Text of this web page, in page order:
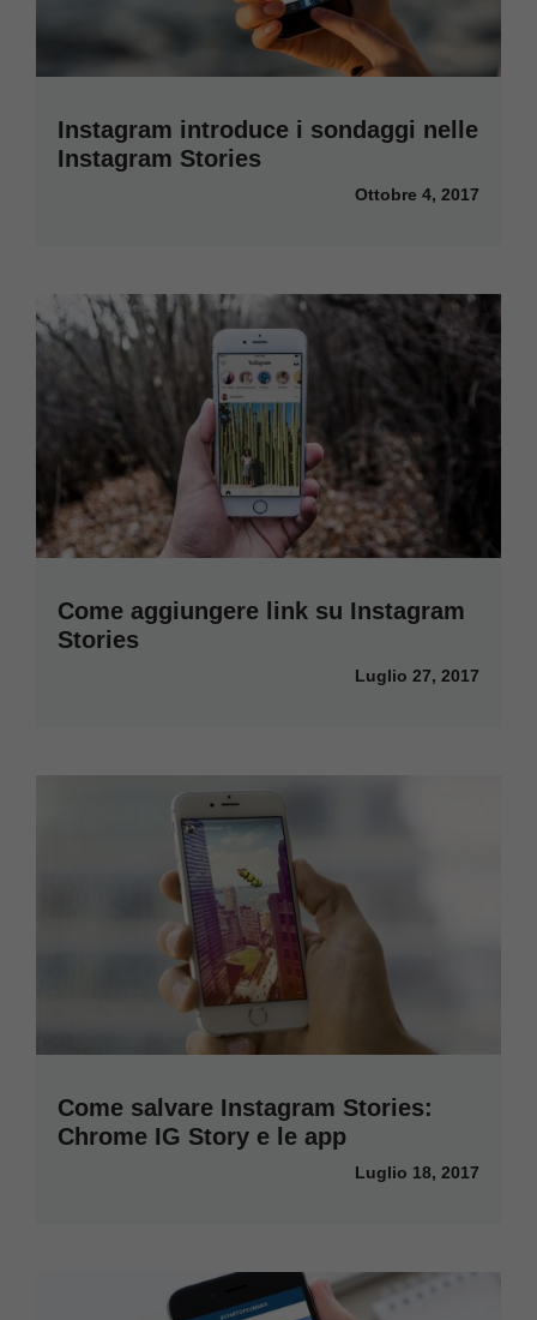
Instagram introduce i sondaggi nelle
Instagram Stories
Ottobre 4, 2017
Come aggiungere link su Instagram
Stories
Luglio 27, 2017
Come salvare Instagram Stories:
Chrome IG Story e le app
Luglio 18, 2017